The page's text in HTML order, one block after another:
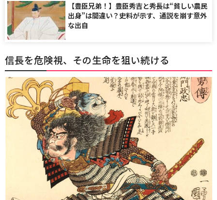
【豊臣兄弟！】豊臣秀吉と秀長は“貧しい農民
出身”は間違い？史料が示す、通説を崩す意外
な出自
信長を危険視、その生命を狙い続ける